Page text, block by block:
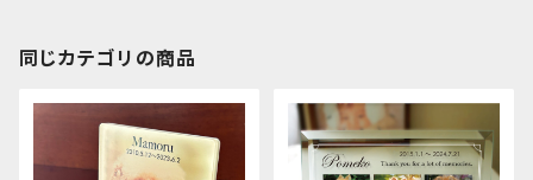
同じカテゴリの商品